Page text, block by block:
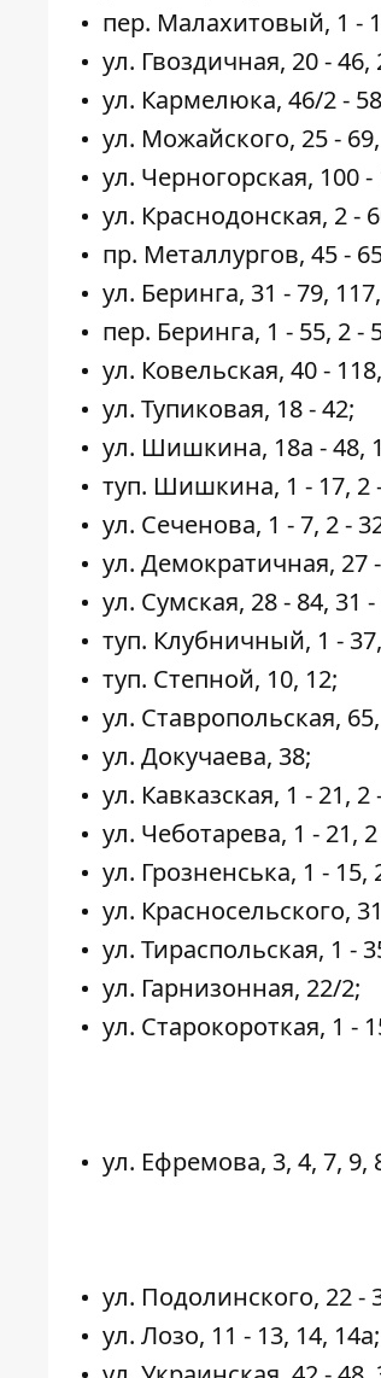
пер. Малахитовый, 1 -
ул. Гвоздичная, 20 - 46,
ул. Кармелюка, 46/2 -
ул. Можайского, 25 -
ул. Черногорская, 100 -
ул. Краснодонская, 2 -
пр. Металлургов, 45 -
ул. Беринга, 31 - 79,
пер. Беринга, 1 - 55, 2 -
ул. Ковельская, 40 -
ул. Тупиковая, 18 - 42;
ул. Шишкина, 18а - 48,
туп. Шишкина, 1 - 17, 2
ул. Сеченова, 1 - 7, 2 -
ул. Демократичная, 27
ул. Сумская, 28 - 84, 31 -
туп. Клубничный, 1 -
туп. Степной, 10, 12;
ул. Ставропольская,
ул. Докучаева, 38;
ул. Кавказская, 1 - 21, 2
ул. Чеботарева, 1 - 21, 2
ул. Грозненська, 1 - 15,
ул. Красносельского,
ул. Тираспольская, 1 -
ул. Гарнизонная, 22/2;
ул. Старокороткая, 1 -
ул. Ефремова, 3, 4, 7, 9,
ул. Подолинского, 22 -
ул. Лозо, 11 - 13, 14, 14а;